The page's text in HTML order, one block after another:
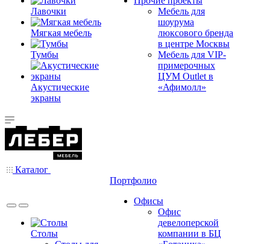
Лавочки
Мягкая мебель
Тумбы
Акустические
экраны
Мебель для
шоурума
люксового бренда
в центре Москвы
Мебель для VIP-
примерочных
ЦУМ Outlet в
«Афимолл»
Каталог
Столы
Портфолио
Офисы
Офис
девелоперской
компании в БЦ